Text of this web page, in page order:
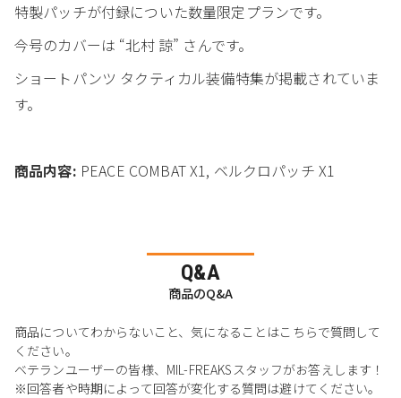
特製パッチが付録についた数量限定プランです。
今号のカバーは “北村 諒” さんです。
ショートパンツ タクティカル装備特集が掲載されていま
す。
商品内容: PEACE COMBAT X1, ベルクロパッチ X1
Q&A
商品のQ&A
商品についてわからないこと、気になることはこちらで質問して
ください。
ベテランユーザーの皆様、MIL-FREAKSスタッフがお答えします！
※回答者や時期によって回答が変化する質問は避けてください。